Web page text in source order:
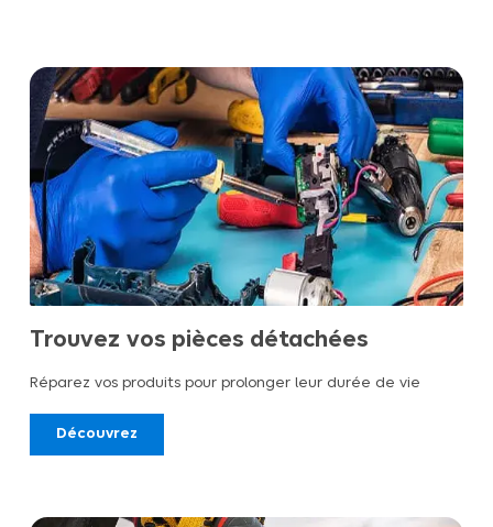
Trouvez vos pièces détachées
Réparez vos produits pour prolonger leur durée de vie
Découvrez